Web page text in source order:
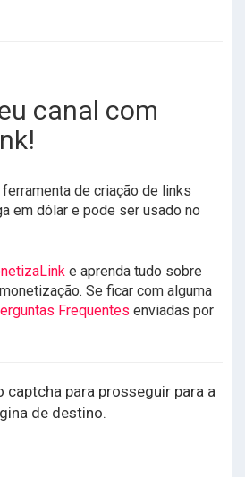
canal com
ferramenta de criação de links
em dólar e pode ser usado no
e aprenda tudo sobre
Se ficar com alguma
Frequentes enviadas por
captcha para prosseguir para a
de destino.